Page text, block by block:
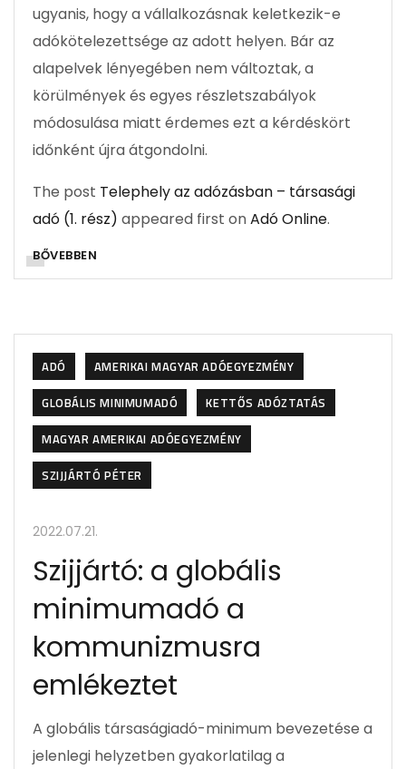
ugyanis, hogy a vállalkozásnak keletkezik-e
adókötelezettsége az adott helyen. Bár az
alapelvek lényegében nem változtak, a
körülmények és egyes részletszabályok
módosulása miatt érdemes ezt a kérdéskört
időnként újra átgondolni.
The post Telephely az adózásban – társasági
adó (1. rész) appeared first onAdó Online.
BŐVEBBEN
ADÓ
AMERIKAI MAGYAR ADÓEGYEZMÉNY
GLOBÁLIS MINIMUMADÓ
KETTŐS ADÓZTATÁS
MAGYAR AMERIKAI ADÓEGYEZMÉNY
SZIJJÁRTÓ PÉTER
2022.07.21.
Szijjártó: a globális
minimumadó a
kommunizmusra
emlékeztet
A globális társaságiadó-minimum bevezetése a
jelenlegi helyzetben gyakorlatilag a